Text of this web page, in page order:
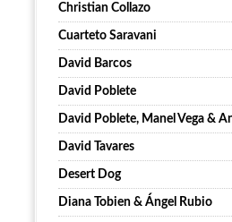
Christian Collazo
Cuarteto Saravani
David Barcos
David Poblete
David Poblete, Manel Vega &
David Tavares
Desert Dog
Diana Tobien & Ángel Rubio